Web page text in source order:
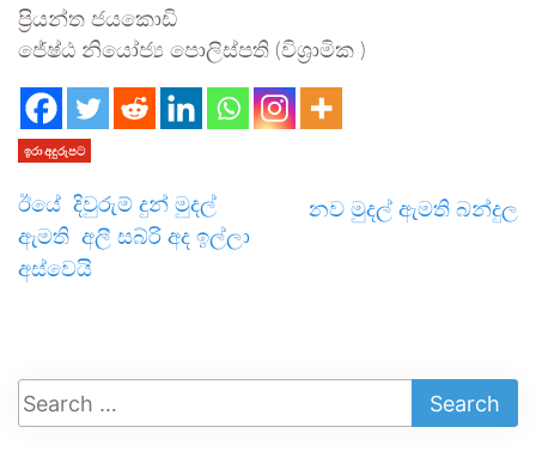
ප්‍රියන්ත ජයකොඩි
ජේෂ්ඨ නියෝජ්‍ය පොලිස්පති (විශ්‍රාමික )
ඉරා අදුරුපට
ඊයේ දිවුරුම් දුන් මුදල්
ඇමති අලී සබ්රි අද ඉල්ලා
අස්වෙයි
නව මුදල් ඇමති බන්දුල